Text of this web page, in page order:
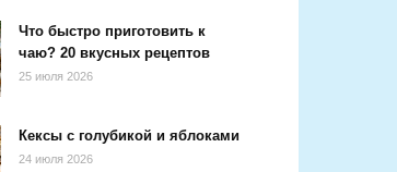
Что быстро приготовить к
чаю? 20 вкусных рецептов
25 июля 2026
Кексы с голубикой и яблоками
24 июля 2026